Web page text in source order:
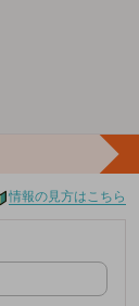
情報の見方はこちら